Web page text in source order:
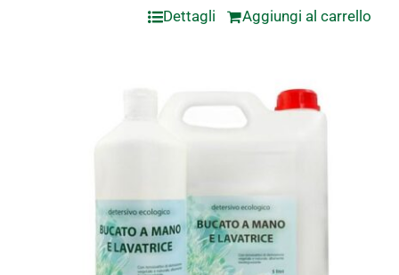
Aggiungi al carrello
Dettagli